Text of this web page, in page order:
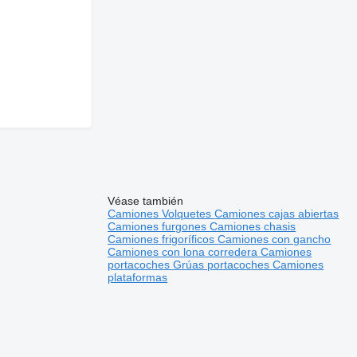
Véase también
CamionesVolquetesCamiones cajas abiertas
Camiones furgonesCamiones chasis
Camiones frigoríficosCamiones con gancho
Camiones con lona correderaCamiones
portacochesGrúas portacochesCamiones
plataformas